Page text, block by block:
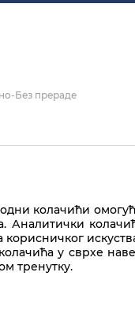
Без прераде
колачићи
Аналитички
у сврхе
тренутку.